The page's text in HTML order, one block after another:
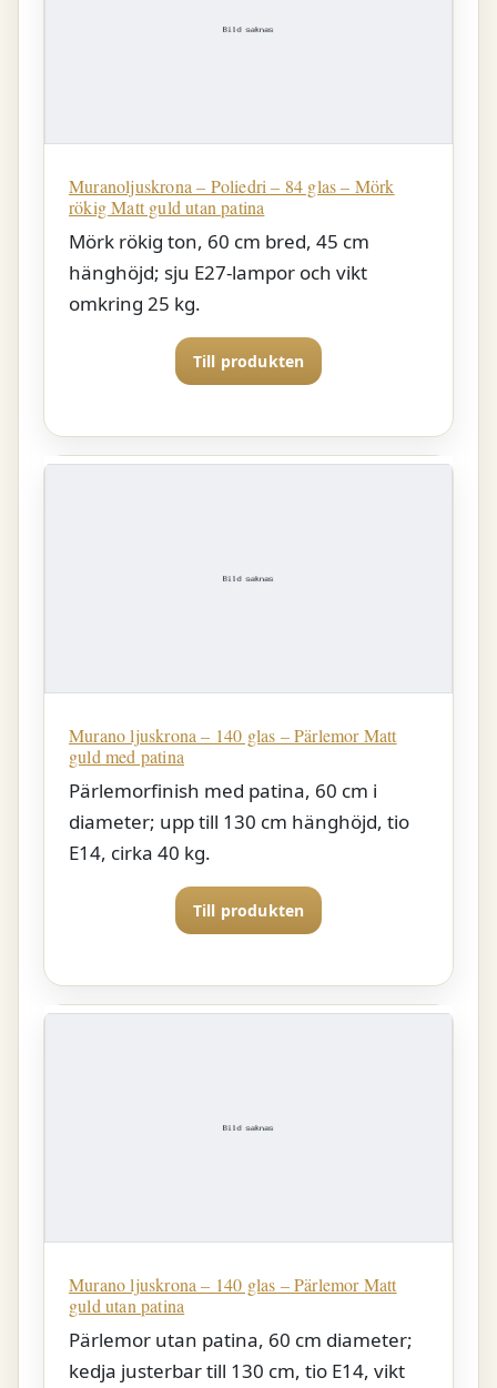
Muranoljuskrona – Poliedri – 84 glas – Mörk
rökig Matt guld utan patina
Mörk rökig ton, 60 cm bred, 45 cm
hänghöjd; sju E27-lampor och vikt
omkring 25 kg.
Till produkten
Murano ljuskrona – 140 glas – Pärlemor Matt
guld med patina
Pärlemorfinish med patina, 60 cm i
diameter; upp till 130 cm hänghöjd, tio
E14, cirka 40 kg.
Till produkten
Murano ljuskrona – 140 glas – Pärlemor Matt
guld utan patina
Pärlemor utan patina, 60 cm diameter;
kedja justerbar till 130 cm, tio E14, vikt